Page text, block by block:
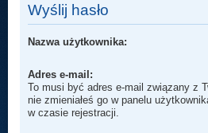
Wyślij hasło
Nazwa użytkownika:
Adres e-mail:
To musi być adres e-mail związany z
nie zmieniałeś go w panelu
w czasie rejestracji.